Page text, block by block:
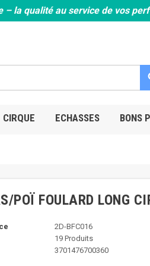
la qualité au service de vos
CIRQUE ECHASSES BONS
POÏ FOULARD LONG
2D-BFC016
19 Produits
3701476700360